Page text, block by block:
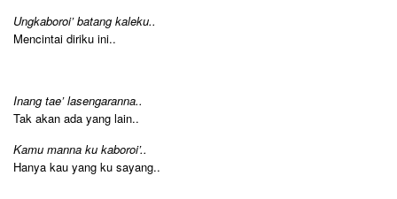
Ungkaboroi’ batang kaleku..
Mencintai diriku ini..
Inang tae’ lasengaranna..
Tak akan ada yang lain..
Kamu manna ku kaboroi’..
Hanya kau yang ku sayang..